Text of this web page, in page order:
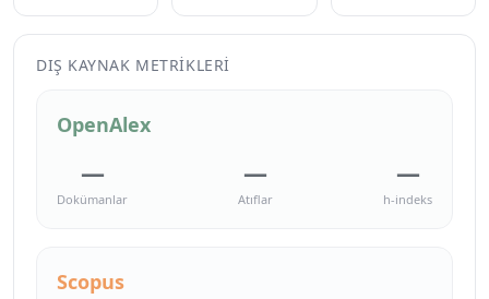
DIŞ KAYNAK METRIKLERI
OpenAlex
—
Dokümanlar
—
Atıflar
—
h-indeks
Scopus